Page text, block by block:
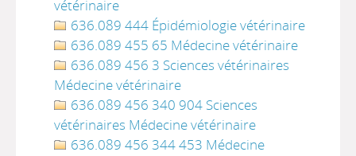
vétérinaire
636.089 444 Épidémiologie vétérinaire
636.089 455 65 Médecine vétérinaire
636.089 456 3 Sciences vétérinaires
Médecine vétérinaire
636.089 456 340 904 Sciences
vétérinaires Médecine vétérinaire
636.089 456 344 453 Médecine